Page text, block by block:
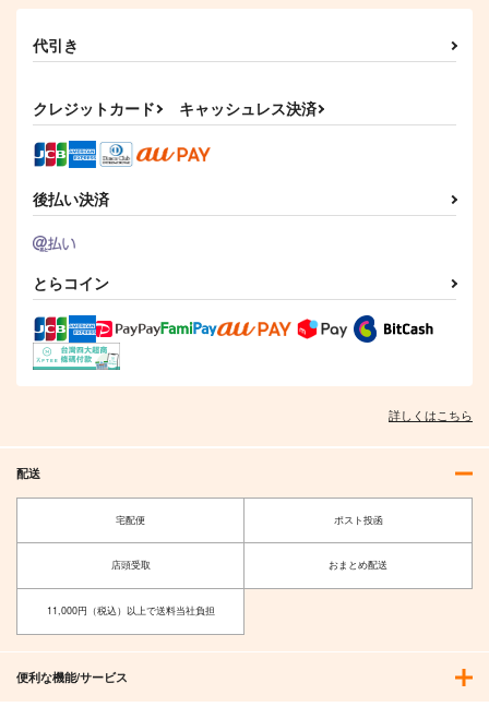
代引き
クレジットカード キャッシュレス決済
後払い決済
とらコイン
詳しくはこちら
配送
宅配便 ポスト投函
店頭受取 おまとめ配送
11,000円（税込）以上で送料当社負担
便利な機能/サービス